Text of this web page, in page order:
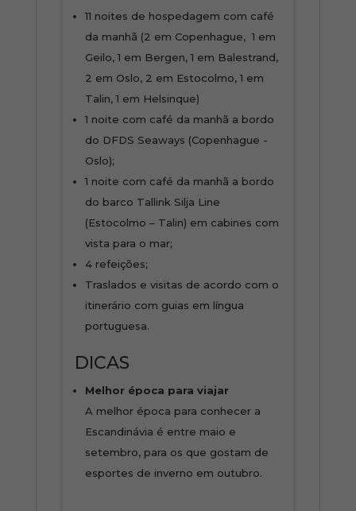
11 noites de hospedagem com café
da manhã (2 em Copenhague, 1 em
Geilo, 1 em Bergen, 1 em Balestrand,
2 em Oslo, 2 em Estocolmo, 1 em
Talin, 1 em Helsinque)
1 noite com café da manhã a bordo
do DFDS Seaways (Copenhague -
Oslo);
1 noite com café da manhã a bordo
do barco Tallink Silja Line
(Estocolmo – Talin) em cabines com
vista para o mar;
4 refeições;
Traslados e visitas de acordo com o
itinerário com guias em língua
portuguesa.
DICAS
Melhor época para viajar
A melhor época para conhecer a
Escandinávia é entre maio e
setembro, para os que gostam de
esportes de inverno em outubro.